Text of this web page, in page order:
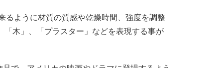
るように材質の質感や乾燥時間、強度を調整
木」、「プラスター」などを表現する事が